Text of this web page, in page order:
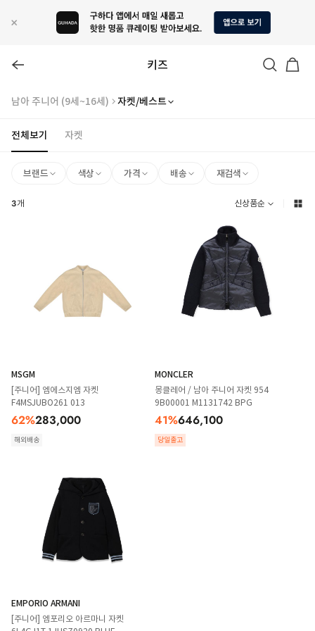
키즈
남아 주니어 (9세~16세) 자켓/베스트
전체보기 자켓
브랜드 색상 가격 배송 재검색
3개 신상품순
MSGM
[주니어] 엠에스지엠 자켓
F4MSJUBO261 013
62%283,000
해외배송
MONCLER
몽클레어 / 남아 주니어 자켓 954
9B00001 M1131742 BPG
41%646,100
당일출고
EMPORIO ARMANI
[주니어] 엠포리오 아르마니 자켓